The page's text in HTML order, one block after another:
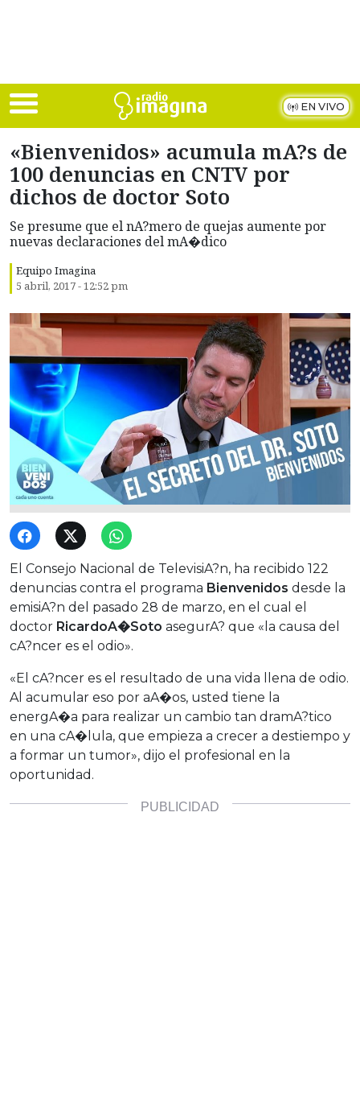
EN VIVO
«Bienvenidos» acumula mA?s de
100 denuncias en CNTV por
dichos de doctor Soto
Se presume que el nA?mero de quejas aumente por
nuevas declaraciones del mA�dico
Equipo Imagina
5 abril, 2017 - 12:52 pm
El Consejo Nacional de TelevisiA?n, ha recibido 122
denuncias contra el programa Bienvenidos desde la
emisiA?n del pasado 28 de marzo, en el cual el
doctor RicardoA�Soto asegurA? que «la causa del
cA?ncer es el odio».
«El cA?ncer es el resultado de una vida llena de odio.
Al acumular eso por aA�os, usted tiene la
energA�a para realizar un cambio tan dramA?tico
en una cA�lula, que empieza a crecer a destiempo y
a formar un tumor», dijo el profesional en la
oportunidad.